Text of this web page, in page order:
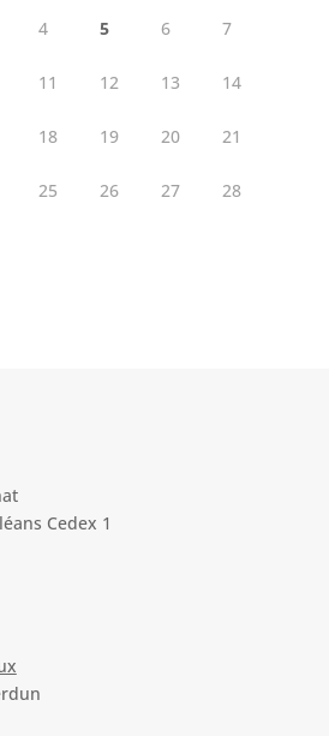
4 5 6 7
11 12 13 14
18 19 20 21
25 26 27 28
Cedex 1